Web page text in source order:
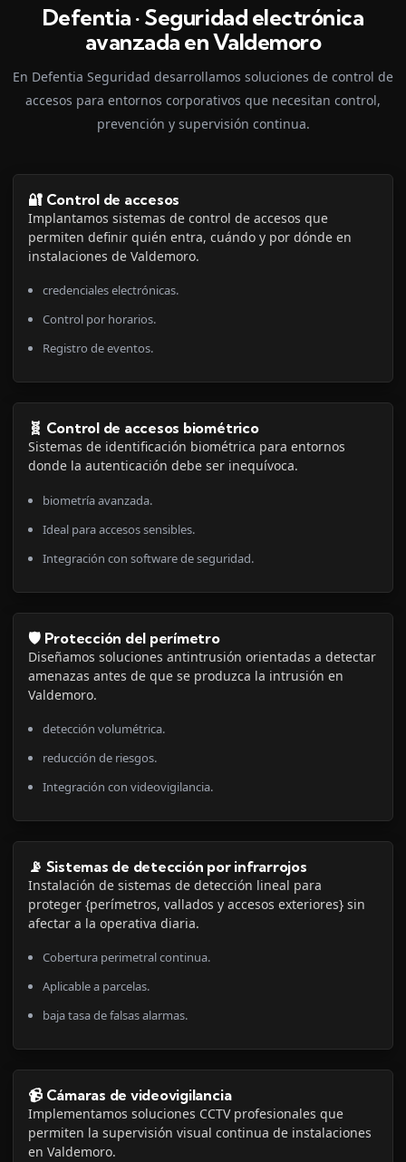
Defentia · Seguridad electrónica
avanzada en Valdemoro
En Defentia Seguridad desarrollamos soluciones de control de
accesos para entornos corporativos que necesitan control,
prevención y supervisión continua.
🔐 Control de accesos
Implantamos sistemas de control de accesos que
permiten definir quién entra, cuándo y por dónde en
instalaciones de Valdemoro.
credenciales electrónicas.
Control por horarios.
Registro de eventos.
🧬 Control de accesos biométrico
Sistemas de identificación biométrica para entornos
donde la autenticación debe ser inequívoca.
biometría avanzada.
Ideal para accesos sensibles.
Integración con software de seguridad.
🛡️ Protección del perímetro
Diseñamos soluciones antintrusión orientadas a detectar
amenazas antes de que se produzca la intrusión en
Valdemoro.
detección volumétrica.
reducción de riesgos.
Integración con videovigilancia.
📡 Sistemas de detección por infrarrojos
Instalación de sistemas de detección lineal para
proteger {perímetros, vallados y accesos exteriores} sin
afectar a la operativa diaria.
Cobertura perimetral continua.
Aplicable a parcelas.
baja tasa de falsas alarmas.
📹 Cámaras de videovigilancia
Implementamos soluciones CCTV profesionales que
permiten la supervisión visual continua de instalaciones
en Valdemoro.